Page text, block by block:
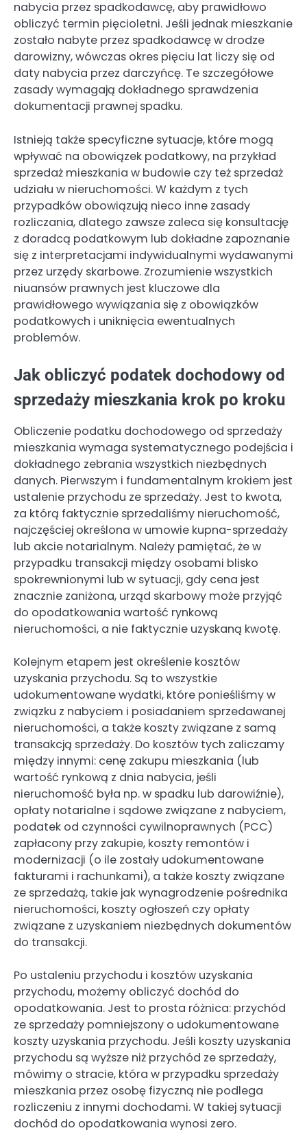
nabycia przez spadkodawcę, aby prawidłowo
obliczyć termin pięcioletni. Jeśli jednak mieszkanie
zostało nabyte przez spadkodawcę w drodze
darowizny, wówczas okres pięciu lat liczy się od
daty nabycia przez darczyńcę. Te szczegółowe
zasady wymagają dokładnego sprawdzenia
dokumentacji prawnej spadku.
Istnieją także specyficzne sytuacje, które mogą
wpływać na obowiązek podatkowy, na przykład
sprzedaż mieszkania w budowie czy też sprzedaż
udziału w nieruchomości. W każdym z tych
przypadków obowiązują nieco inne zasady
rozliczania, dlatego zawsze zaleca się konsultację
z doradcą podatkowym lub dokładne zapoznanie
się z interpretacjami indywidualnymi wydawanymi
przez urzędy skarbowe. Zrozumienie wszystkich
niuansów prawnych jest kluczowe dla
prawidłowego wywiązania się z obowiązków
podatkowych i uniknięcia ewentualnych
problemów.
Jak obliczyć podatek dochodowy od
sprzedaży mieszkania krok po kroku
Obliczenie podatku dochodowego od sprzedaży
mieszkania wymaga systematycznego podejścia i
dokładnego zebrania wszystkich niezbędnych
danych. Pierwszym i fundamentalnym krokiem jest
ustalenie przychodu ze sprzedaży. Jest to kwota,
za którą faktycznie sprzedaliśmy nieruchomość,
najczęściej określona w umowie kupna-sprzedaży
lub akcie notarialnym. Należy pamiętać, że w
przypadku transakcji między osobami blisko
spokrewnionymi lub w sytuacji, gdy cena jest
znacznie zaniżona, urząd skarbowy może przyjąć
do opodatkowania wartość rynkową
nieruchomości, a nie faktycznie uzyskaną kwotę.
Kolejnym etapem jest określenie kosztów
uzyskania przychodu. Są to wszystkie
udokumentowane wydatki, które ponieśliśmy w
związku z nabyciem i posiadaniem sprzedawanej
nieruchomości, a także koszty związane z samą
transakcją sprzedaży. Do kosztów tych zaliczamy
między innymi: cenę zakupu mieszkania (lub
wartość rynkową z dnia nabycia, jeśli
nieruchomość była np. w spadku lub darowiźnie),
opłaty notarialne i sądowe związane z nabyciem,
podatek od czynności cywilnoprawnych (PCC)
zapłacony przy zakupie, koszty remontów i
modernizacji (o ile zostały udokumentowane
fakturami i rachunkami), a także koszty związane
ze sprzedażą, takie jak wynagrodzenie pośrednika
nieruchomości, koszty ogłoszeń czy opłaty
związane z uzyskaniem niezbędnych dokumentów
do transakcji.
Po ustaleniu przychodu i kosztów uzyskania
przychodu, możemy obliczyć dochód do
opodatkowania. Jest to prosta różnica: przychód
ze sprzedaży pomniejszony o udokumentowane
koszty uzyskania przychodu. Jeśli koszty uzyskania
przychodu są wyższe niż przychód ze sprzedaży,
mówimy o stracie, która w przypadku sprzedaży
mieszkania przez osobę fizyczną nie podlega
rozliczeniu z innymi dochodami. W takiej sytuacji
dochód do opodatkowania wynosi zero.